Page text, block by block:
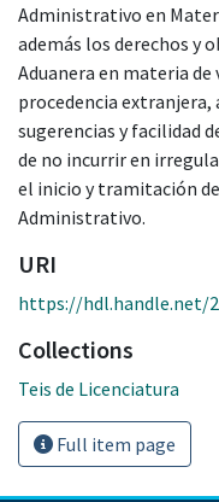
Administrativo en
además los derechos y
Aduanera en materia de
procedencia
sugerencias y facilidad
de no incurrir en
el inicio y tramitación
Administrativo.
URI
https://hdl.handle.net/
Collections
Teis de Licenciatura
Full item page